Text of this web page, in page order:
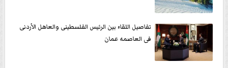
تفاصيل اللقاء بين الرئيس الفلسطينى والعاهل الأردنى
فى العاصمه عمان